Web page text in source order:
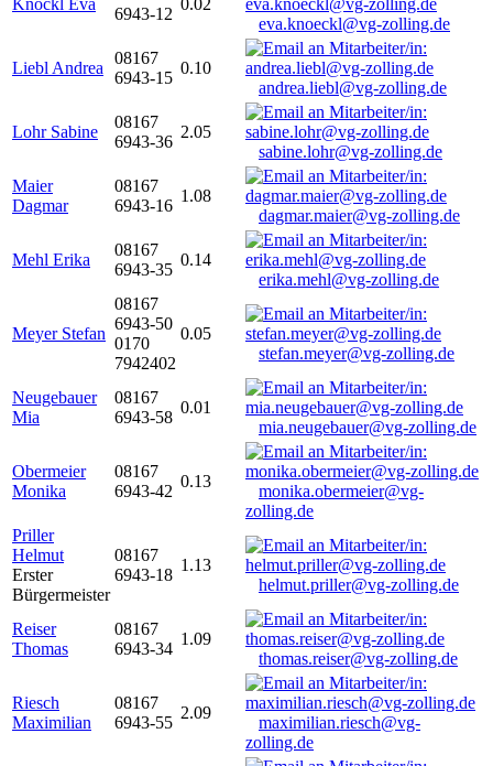
Knöckl Eva
6943-12
0.02
eva.knoeckl@vg-zolling.de
Liebl Andrea
08167
6943-15
0.10
andrea.liebl@vg-zolling.de
Lohr Sabine
08167
6943-36
2.05
sabine.lohr@vg-zolling.de
Maier
Dagmar
08167
6943-16
1.08
dagmar.maier@vg-zolling.de
Mehl Erika
08167
6943-35
0.14
erika.mehl@vg-zolling.de
Meyer Stefan
08167
6943-50
0170
7942402
0.05
stefan.meyer@vg-zolling.de
Neugebauer
Mia
08167
6943-58
0.01
mia.neugebauer@vg-zolling.de
Obermeier
Monika
08167
6943-42
0.13
monika.obermeier@vg-
zolling.de
Priller
Helmut
Erster
Bürgermeister
08167
6943-18
1.13
helmut.priller@vg-zolling.de
Reiser
Thomas
08167
6943-34
1.09
thomas.reiser@vg-zolling.de
Riesch
Maximilian
08167
6943-55
2.09
maximilian.riesch@vg-
zolling.de